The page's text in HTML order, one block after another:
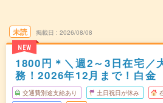
未読
NEW
掲載日 2026/08/08
1800円＊＼週2～3日在宅／
務！2026年12月まで！白金
交通費別途支給あり 土日祝日が休み